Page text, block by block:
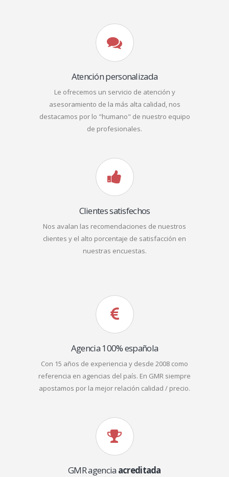
Atención personalizada
Le ofrecemos un servicio de atención y
asesoramiento de la más alta calidad, nos
destacamos por lo "humano" de nuestro equipo
de profesionales.
Clientes satisfechos
Nos avalan las recomendaciones de nuestros
clientes y el alto porcentaje de satisfacción en
nuestras encuestas.
Agencia 100% española
Con 15 años de experiencia y desde 2008 como
referencia en agencias del país. En GMR siempre
apostamos por la mejor relación calidad / precio.
GMR agencia acreditada